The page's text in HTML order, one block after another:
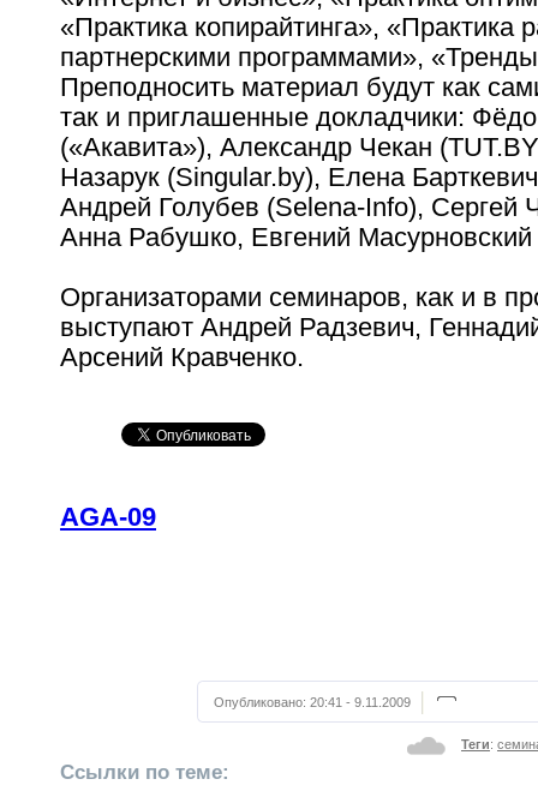
«Практика копирайтинга», «Практика
партнерскими программами»,
Преподносить материал будут как
так и приглашенные докладчики:
(«Акавита»), Александр Чекан
Назарук (Singular.by), Елена
Андрей Голубев (Selena-Info), Сергей
Анна Рабушко, Евгений Масурновский
Организаторами семинаров, как и в
выступают Андрей Радзевич,
Арсений Кравченко.
AGA-09
Опубликовано: 20:41 - 9.11.2009
Теги:
Ссылки по теме: